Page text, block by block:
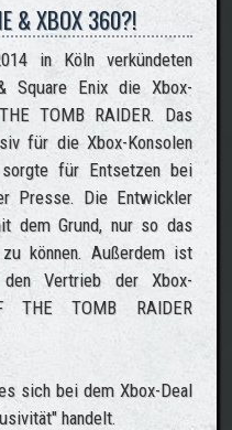
& XBOX 360?!
in Köln verkündeten
Square Enix die Xbox-
TOMB RAIDER. Das
für die Xbox-Konsolen
für Entsetzen bei
Presse. Die Entwickler
dem Grund, nur so das
können. Außerdem ist
Vertrieb der Xbox-
THE TOMB RAIDER
sich bei dem Xbox-Deal
handelt.